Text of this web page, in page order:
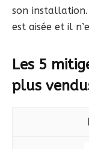
son
est aisée et il
Les 5
plus